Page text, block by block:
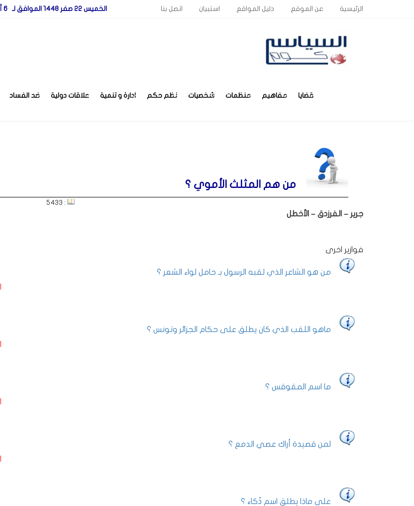
الرئيسية عن الموقع دليل المواقع استبيان اتصل بنا الخميس 22 صفر 1448 الموافق لـ 6 أغسطس 2026
قضايا مفاهيم منظمات شخصيات نظم حكم ادارة و تنمية علاقات دولية ضد الفساد
من هم المثلث الأموي ؟
: 5433
جرير – الفرزدق – الأخطل
فوازير اخرى
من هو الشاعر الذي لقبه الرسول بـ حامل لواء الشعر ؟
ماهو اللقب الذي كان يطلق على حكام الجزائر وتونس ؟
ما اسم المقوقس ؟
لمن قصيدة أراك عصي الدمع ؟
على ماذا يطلق اسم ذُكاء ؟